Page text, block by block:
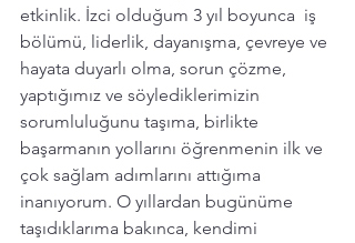
etkinlik. İzci olduğum 3 yıl boyunca  iş
bölümü, liderlik, dayanışma, çevreye ve
hayata duyarlı olma, sorun çözme,
yaptığımız ve söylediklerimizin
sorumluluğunu taşıma, birlikte
başarmanın yollarını öğrenmenin ilk ve
çok sağlam adımlarını attığıma
inanıyorum. O yıllardan bugünüme
taşıdıklarıma bakınca, kendimi